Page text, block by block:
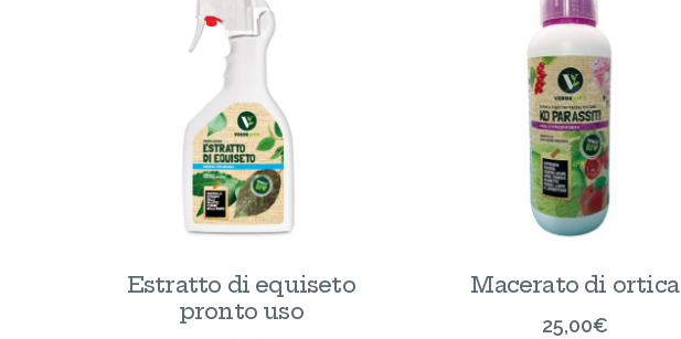
Estratto di equiseto
pronto uso
Macerato di ortica
25,00€